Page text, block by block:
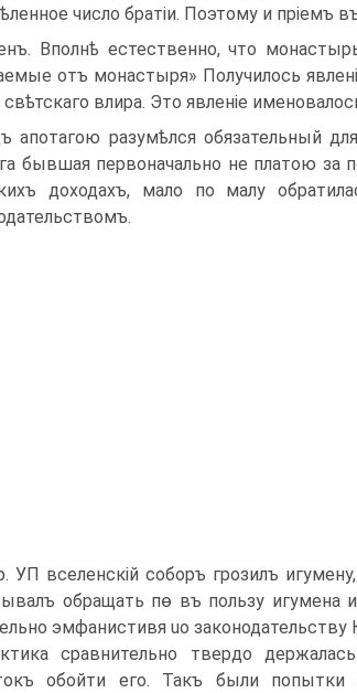
число братіи. Поэтому и пріемъ
Вполнѣ естественно, что
отъ монастыря» Получилось
влира. Это явленіе
апотагою разумѣлся обязательный
бывшая первоначально не платою за
доходахъ, мало по малу
УП вселенскій соборъ грозилъ
обращать пѳ въ пользу игумена
эмфанистивя uo законодательству
сравнительно твердо
обойти его. Такъ были попытки